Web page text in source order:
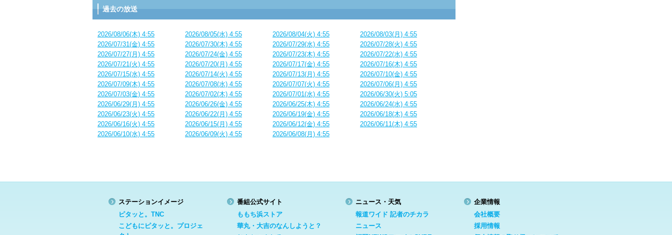
過去の放送
2026/08/06(木) 4:55 2026/08/05(水) 4:55 2026/08/04(火) 4:55
2026/08/03(月) 4:55
2026/07/31(金) 4:55
2026/07/30(木) 4:55 2026/07/29(水) 4:55
2026/07/28(火) 4:55
2026/07/27(月) 4:55
2026/07/24(金) 4:55 2026/07/23(木) 4:55
2026/07/22(水) 4:55
2026/07/21(火) 4:55
2026/07/20(月) 4:55 2026/07/17(金) 4:55
2026/07/16(木) 4:55
2026/07/15(水) 4:55
2026/07/14(火) 4:55 2026/07/13(月) 4:55
2026/07/10(金) 4:55
2026/07/09(木) 4:55
2026/07/08(水) 4:55 2026/07/07(火) 4:55
2026/07/06(月) 4:55
2026/07/03(金) 4:55
2026/07/02(木) 4:55 2026/07/01(水) 4:55
2026/06/30(火) 5:05
2026/06/29(月) 4:55
2026/06/26(金) 4:55 2026/06/25(木) 4:55
2026/06/24(水) 4:55
2026/06/23(火) 4:55
2026/06/22(月) 4:55 2026/06/19(金) 4:55
2026/06/18(木) 4:55
2026/06/16(火) 4:55
2026/06/15(月) 4:55 2026/06/12(金) 4:55
2026/06/11(木) 4:55
2026/06/10(水) 4:55
2026/06/09(火) 4:55 2026/06/08(月) 4:55
ステーションイメージ
ピタッと。TNC
こどもにピタッと。プロジェ
番組公式サイト
ももち浜ストア
華丸・大吉のなんしようと？
ニュース・天気
報道ワイド 記者のチカラ
ニュース
企業情報
会社概要
採用情報